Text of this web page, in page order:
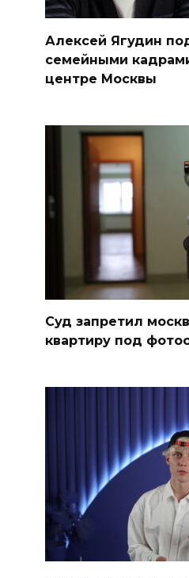
Алексей Ягудин
семейными
центре Москвы
Суд запретил
квартиру под